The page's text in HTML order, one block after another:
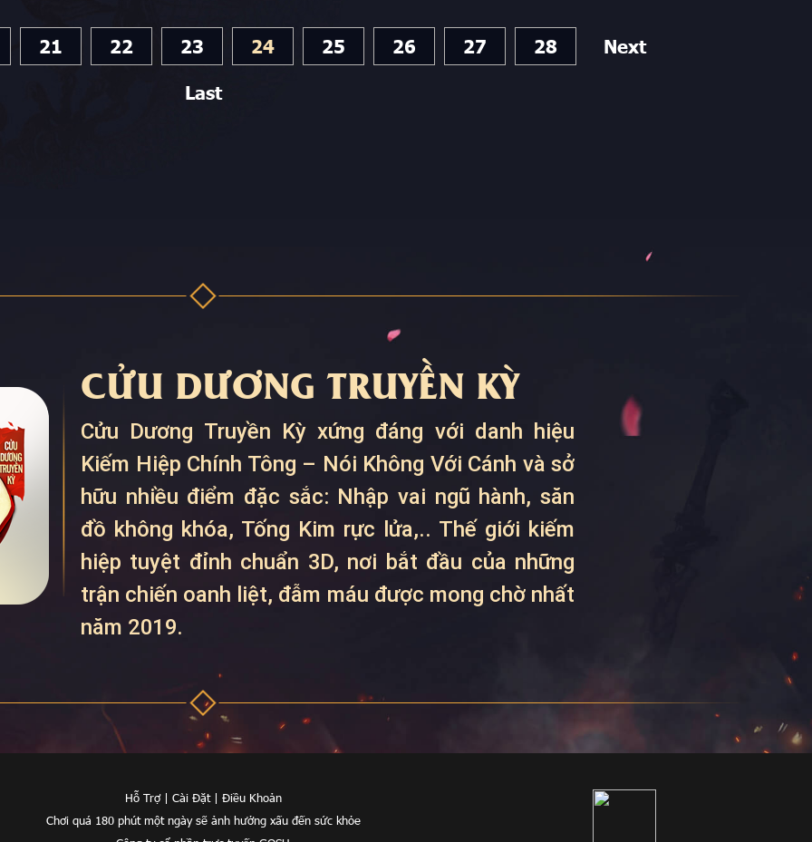
21 22 23 24 25 26 27 28 Next
Last
CỬU DƯƠNG TRUYỀN KỲ
Cửu Dương Truyền Kỳ xứng đáng với danh hiệu
Kiếm Hiệp Chính Tông – Nói Không Với Cánh và sở
hữu nhiều điểm đặc sắc: Nhập vai ngũ hành, săn
đồ không khóa, Tống Kim rực lửa,.. Thế giới kiếm
hiệp tuyệt đỉnh chuẩn 3D, nơi bắt đầu của những
trận chiến oanh liệt, đẫm máu được mong chờ nhất
năm 2019.
Hỗ Trợ| Cài Đặt| Điều Khoản
Chơi quá 180 phút một ngày sẽ ảnh hưởng xấu đến sức khỏe